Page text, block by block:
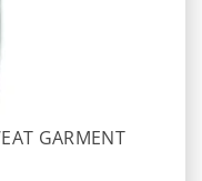
GARMENT